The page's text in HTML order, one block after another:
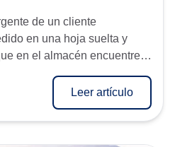
de un cliente
en una hoja suelta y
en el almacén encuentren
Leer artículo